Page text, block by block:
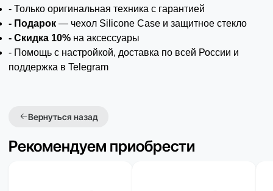
- Только оригинальная техника с гарантией
- Подарок — чехол Silicone Case и защитное стекло
- Скидка 10% на аксессуары
- Помощь с настройкой, доставка по всей России и
поддержка в Telegram
Вернуться назад
Рекомендуем приобрести